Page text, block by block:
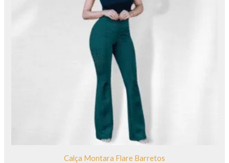
Calça Montara Flare Barretos